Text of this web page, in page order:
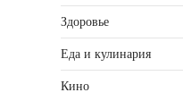
Здоровье
Еда и кулинария
Кино